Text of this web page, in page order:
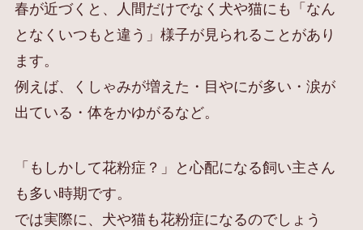
春が近づくと、人間だけでなく犬や猫にも「なん
となくいつもと違う」様子が見られることがあり
ます。
例えば、くしゃみが増えた・目やにが多い・涙が
出ている・体をかゆがるなど。
「もしかして花粉症？」と心配になる飼い主さん
も多い時期です。
では実際に、犬や猫も花粉症になるのでしょう